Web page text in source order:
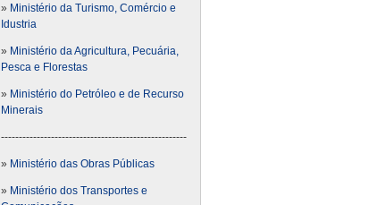
» Ministério da Turismo, Comércio e
Idustria
» Ministério da Agricultura, Pecuária,
Pesca e Florestas
» Ministério do Petróleo e de Recurso
Minerais
----------------------------------------------------
» Ministério das Obras Públicas
» Ministério dos Transportes e